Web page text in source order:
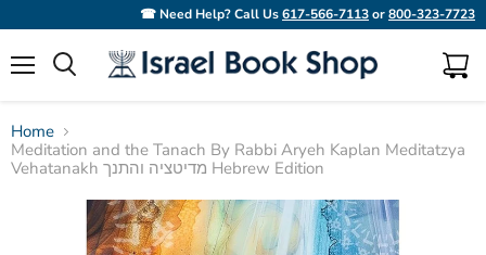
☎ Need Help? Call Us617-566-7113or800-323-7723
View
Home
Meditation and the Tanach By Rabbi Aryeh Kaplan Meditatzya
Vehatanakh מדיטציה והתנך Hebrew Edition